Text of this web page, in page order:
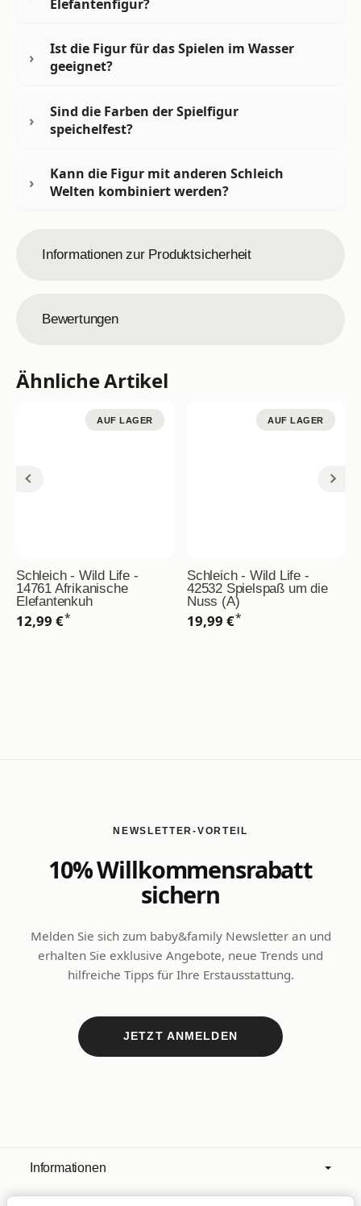
Elefantenfigur?
Ist die Figur für das Spielen im Wasser
geeignet?
Sind die Farben der Spielfigur
speichelfest?
Kann die Figur mit anderen Schleich
Welten kombiniert werden?
Informationen zur Produktsicherheit
Bewertungen
Ähnliche Artikel
AUF LAGER
Schleich - Wild Life -
14761 Afrikanische
Elefantenkuh
12,99 €*
AUF LAGER
Schleich - Wild Life -
42532 Spielspaß um die
Nuss (A)
19,99 €*
NEWSLETTER-VORTEIL
10% Willkommensrabatt
sichern
Melden Sie sich zum baby&family Newsletter an und
erhalten Sie exklusive Angebote, neue Trends und
hilfreiche Tipps für Ihre Erstausstattung.
JETZT ANMELDEN
Informationen